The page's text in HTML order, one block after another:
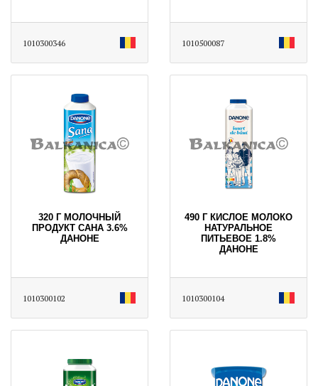
1010300346 1010500087
320 Г МОЛОЧНЫЙ
ПРОДУКТ САНА 3.6%
ДАНОНЕ
1010300102
490 Г КИСЛОЕ МОЛОКО
НАТУРАЛЬНОЕ
ПИТЬЕВОЕ 1.8%
ДАНОНЕ
1010300104